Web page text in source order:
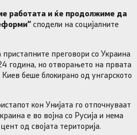
работата и ќе продолжиме да
сподели на социјалните
преговори со Украина
година, но отворањето на првата
беше блокирано од унгарското
кон Унијата го отпочнуваат
е во војна со Русија и нема
од својата територија.